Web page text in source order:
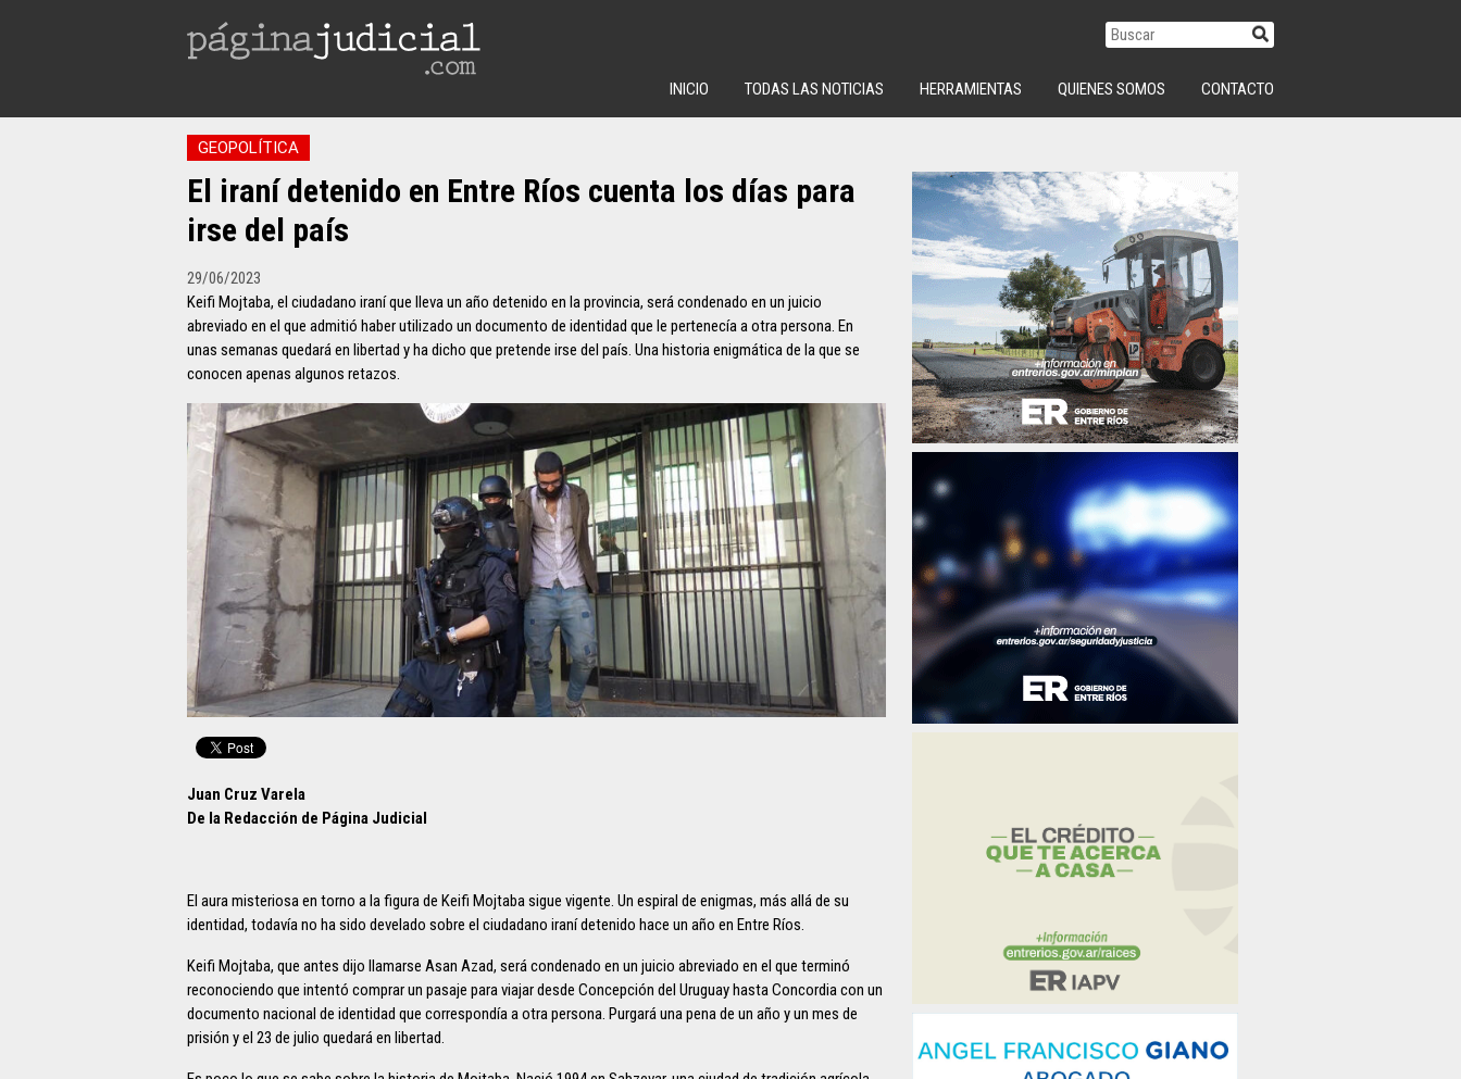
INICIO TODAS LAS NOTICIAS HERRAMIENTAS QUIENES SOMOS CONTACTO
GEOPOLÍTICA
El iraní detenido en Entre Ríos cuenta los días para
irse del país
29/06/2023
Keifi Mojtaba, el ciudadano iraní que lleva un año detenido en la provincia, será condenado en un juicio
abreviado en el que admitió haber utilizado un documento de identidad que le pertenecía a otra persona. En
unas semanas quedará en libertad y ha dicho que pretende irse del país. Una historia enigmática de la que se
conocen apenas algunos retazos.
Juan Cruz Varela
De la Redacción de Página Judicial
El aura misteriosa en torno a la figura de Keifi Mojtaba sigue vigente. Un espiral de enigmas, más allá de su
identidad, todavía no ha sido develado sobre el ciudadano iraní detenido hace un año en Entre Ríos.
Keifi Mojtaba, que antes dijo llamarse Asan Azad, será condenado en un juicio abreviado en el que terminó
reconociendo que intentó comprar un pasaje para viajar desde Concepción del Uruguay hasta Concordia con un
documento nacional de identidad que correspondía a otra persona. Purgará una pena de un año y un mes de
prisión y el 23 de julio quedará en libertad.